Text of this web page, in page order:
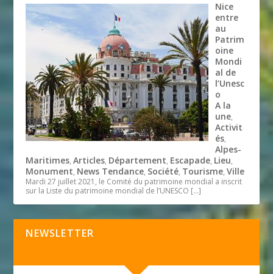
Nice
entre
au
Patrim
oine
Mondi
al de
l’Unesc
o
A la
une,
Activit
és,
Alpes-
Maritimes,Articles, Département, Escapade, Lieu,
Monument, News Tendance, Société, Tourisme,Ville
Mardi 27 juillet 2021, le Comité du patrimoine mondial a inscrit
sur la Liste du patrimoine mondial de l’UNESCO […]
NEWSLETTER